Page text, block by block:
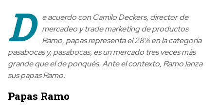
D
e acuerdo con Camilo Deckers, director de
mercadeo y trade marketing de productos
Ramo, papas representa el 28% en la categoría
pasabocas y, pasabocas, es un mercado tres veces más
grande que el de ponqués. Ante el contexto, Ramo lanza
sus papas Ramo.
Papas Ramo